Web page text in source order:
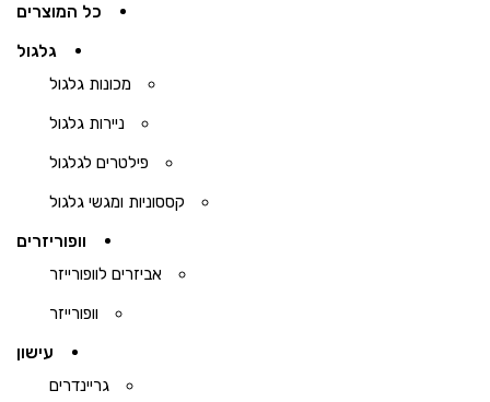
כל המוצרים
גלגול
מכונות גלגול
ניירות גלגול
פילטרים לגלגול
קססוניות ומגשי גלגול
וופוריזרים
אביזרים לוופורייזר
וופורייזר
עישון
גריינדרים